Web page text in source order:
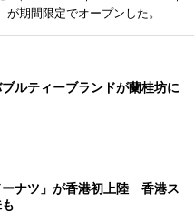
期間限定でオープンした。
ルティーブランドが蘭桂坊に
ーナツ」が香港初上陸 香港ス